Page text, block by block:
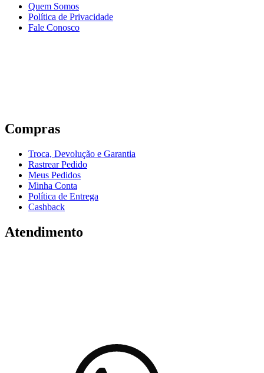
Quem Somos
Política de Privacidade
Fale Conosco
Compras
Troca, Devolução e Garantia
Rastrear Pedido
Meus Pedidos
Minha Conta
Política de Entrega
Cashback
Atendimento